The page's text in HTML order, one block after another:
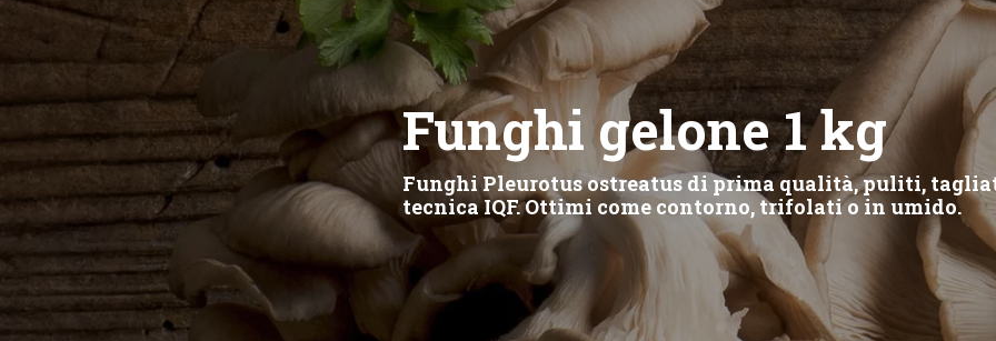
Funghi gelone 1 kg
Funghi Pleurotus ostreatus di prima qualità, puliti,
tecnica IQF. Ottimi come contorno, trifolati o in umido.